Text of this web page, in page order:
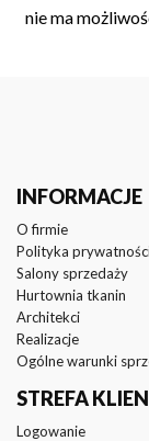
nie ma
INFORMACJE
O firmie
Polityka
Salony sprzedaży
Hurtownia tkanin
Architekci
Realizacje
Ogólne warunki
STREFA
Logowanie